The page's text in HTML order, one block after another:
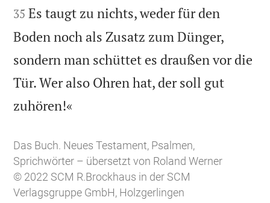
35 Es taugt zu nichts, weder für den
Boden noch als Zusatz zum Dünger,
sondern man schüttet es draußen vor die
Tür. Wer also Ohren hat, der soll gut
zuhören!«
Das Buch. Neues Testament, Psalmen,
Sprichwörter – übersetzt von Roland Werner
© 2022 SCM R.Brockhaus in der SCM
Verlagsgruppe GmbH, Holzgerlingen